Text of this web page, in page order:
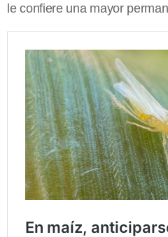
le confiere una mayor